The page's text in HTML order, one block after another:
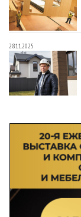
28.11.2025